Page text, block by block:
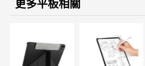
更多平板相關